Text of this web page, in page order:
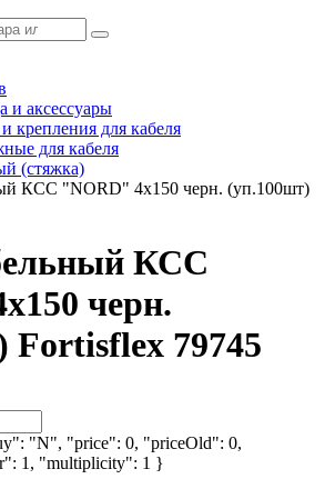
и аксессуары
крепления для кабеля
для кабеля
(стяжка)
КСС "NORD" 4х150 черн. (уп.100шт)
КСС
черн.
Fortisflex 79745
"N", "price": 0, "priceOld": 0,
1, "multiplicity": 1 }